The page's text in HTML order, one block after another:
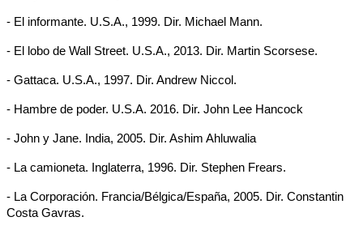
- El informante. U.S.A., 1999. Dir. Michael Mann.
- El lobo de Wall Street. U.S.A., 2013. Dir. Martin Scorsese.
- Gattaca. U.S.A., 1997. Dir. Andrew Niccol.
- Hambre de poder. U.S.A. 2016. Dir. John Lee Hancock
- John y Jane. India, 2005. Dir. Ashim Ahluwalia
- La camioneta. Inglaterra, 1996. Dir. Stephen Frears.
- La Corporación. Francia/Bélgica/España, 2005. Dir. Constantin
Costa Gavras.